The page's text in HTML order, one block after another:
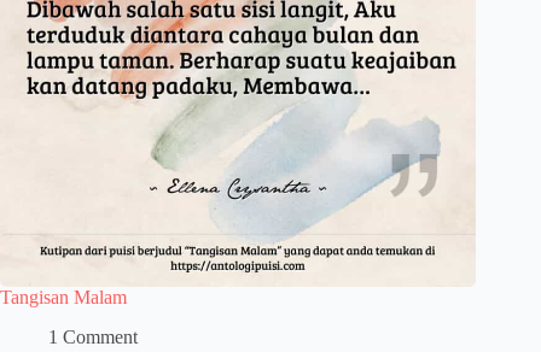
Tangisan Malam
1 Comment